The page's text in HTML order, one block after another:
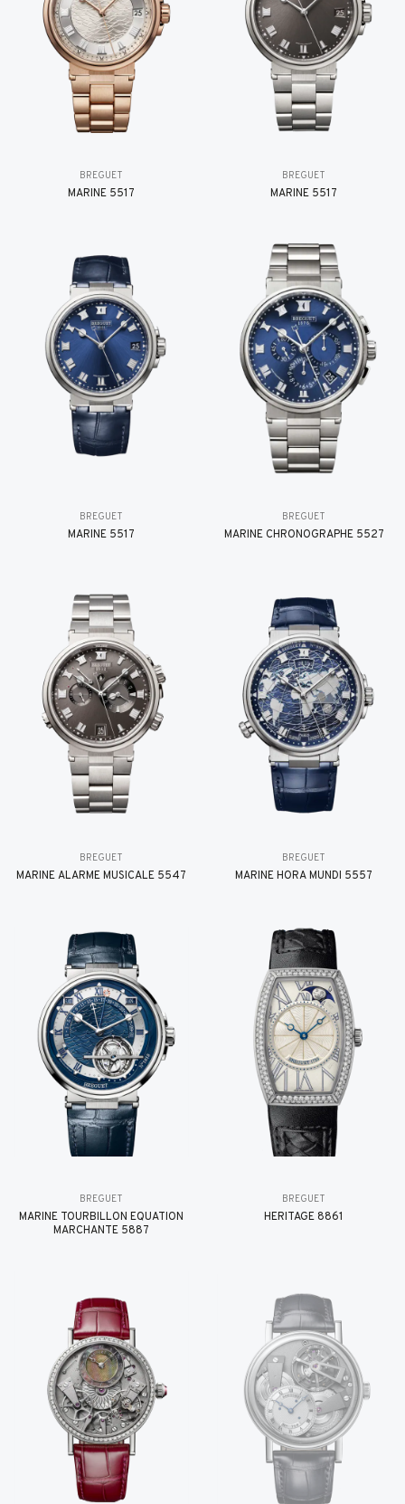
BREGUET
MARINE 5517
BREGUET
MARINE 5517
BREGUET
MARINE 5517
BREGUET
MARINE CHRONOGRAPHE 5527
BREGUET
MARINE ALARME MUSICALE 5547
BREGUET
MARINE HORA MUNDI 5557
BREGUET
MARINE TOURBILLON ÉQUATION
MARCHANTE 5887
BREGUET
HÉRITAGE 8861